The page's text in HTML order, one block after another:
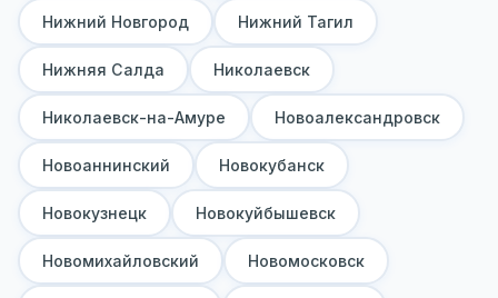
Нижний Новгород Нижний Тагил
Нижняя Салда Николаевск
Николаевск-на-Амуре Новоалександровск
Новоаннинский Новокубанск
Новокузнецк Новокуйбышевск
Новомихайловский Новомосковск